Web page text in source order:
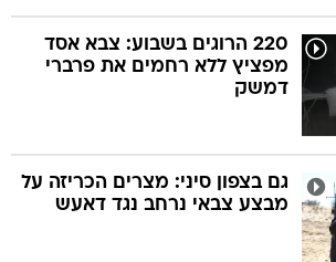
220 הרוגים בשבוע: צבא אסד
מפציץ ללא רחמים את פרברי
דמשק
גם בצפון סיני: מצרים הכריזה על
מבצע צבאי נרחב נגד דאעש